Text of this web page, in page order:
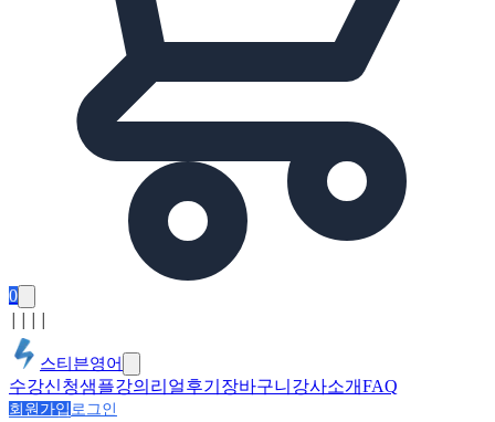
0
스티븐영어
수강신청샘플강의 리얼후기 장바구니 강사소개FAQ
회원가입 로그인